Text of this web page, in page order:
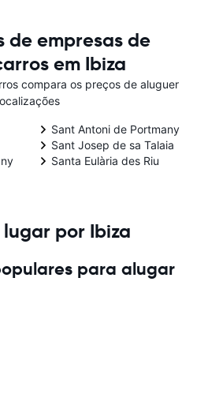
de empresas de
em Ibiza
compara os preços de aluguer
Sant Antoni de Portmany
Sant Josep de sa Talaia
Santa Eulària des Riu
por Ibiza
para alugar